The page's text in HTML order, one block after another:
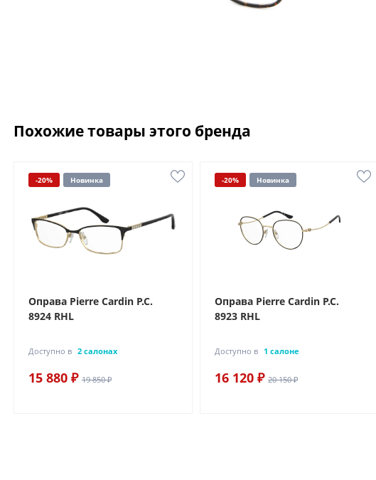
Похожие товары этого бренда
-20% Новинка
Оправа Pierre Cardin P.C.
8924 RHL
Доступно в 2 салонах
15 880 ₽ 19 850 ₽
-20% Новинка
Оправа Pierre Cardin P.C.
8923 RHL
Доступно в 1 салоне
16 120 ₽ 20 150 ₽